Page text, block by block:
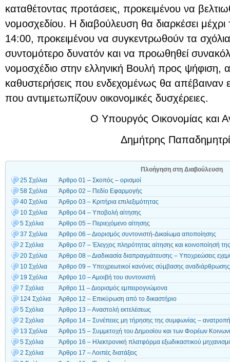
καταθέτοντας προτάσεις, προκειμένου να
νομοσχεδίου. Η διαβούλευση θα διαρκέσει
14:00, προκειμένου να συγκεντρωθούν τα
συντομότερο δυνατόν και να προωθηθεί
νομοσχέδιο στην ελληνική Βουλή προς ψήφιση,
καθυστερήσεις που ενδεχομένως θα απέβαιναν
που αντιμετωπίζουν οικονομικές δυσχέρειες.
Ο Υπουργός Οικονομίας και
Δημήτρης
Πλοήγηση στη Διαβούλευση
25 Σχόλια
Άρθρο 01 – Σκοπός – ορισμοί
58 Σχόλια
Άρθρο 02 – Πεδίο Εφαρμογής
40 Σχόλια
Άρθρο 03 – Κριτήρια επιλεξιμότητας
10 Σχόλια
Άρθρο 04 – Υποβολή αίτησης
5 Σχόλια
Άρθρο 05 – Περιεχόμενο αίτησης
37 Σχόλια
Άρθρο 06 – Διορισμός συντονιστή-Δικαίωμα αποποίησης
2 Σχόλια
Άρθρο 07 – Έλεγχος πληρότητας αίτησης και κοινοποίησή
20 Σχόλια
Άρθρο 08 – Διαδικασία διαπραγμάτευσης – Υποχρεώσεις
10 Σχόλια
Άρθρο 09 – Υποχρεωτικοί κανόνες σύμβασης
19 Σχόλια
Άρθρο 10 – Αμοιβή του συντονιστή
7 Σχόλια
Άρθρο 11 – Διορισμός εμπειρογνώμονα
124 Σχόλια
Άρθρο 12 – Επικύρωση από το δικαστήριο
5 Σχόλια
Άρθρο 13 – Αναστολή εκτελέσεως
2 Σχόλια
Άρθρο 14 – Συνέπειες μη τήρησης της συμφωνίας –
13 Σχόλια
Άρθρο 15 – Συμμετοχή του Δημοσίου και των Φορέων
5 Σχόλια
Άρθρο 16 – Ηλεκτρονική πλατφόρμα εξωδικαστικού
2 Σχόλια
Άρθρο 17 – Λοιπές διατάξεις